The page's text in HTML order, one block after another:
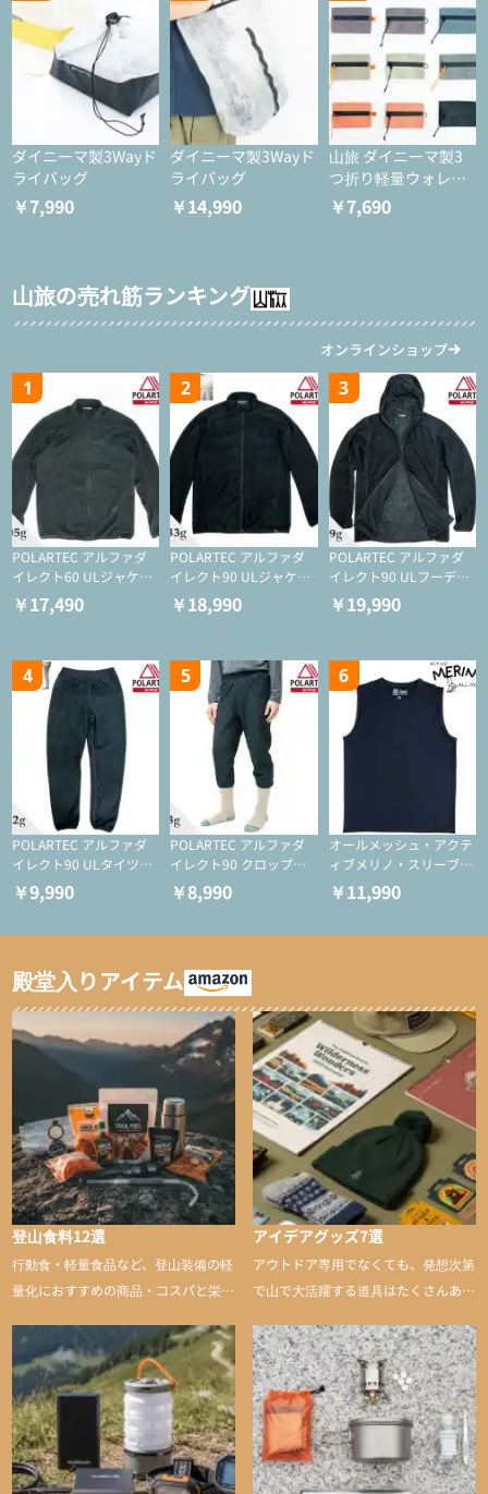
ダイニーマ製3Wayド
ライバッグ
￥7,990
ダイニーマ製3Wayド
ライバッグ
￥14,990
山旅 ダイニーマ製3
つ折り軽量ウォレッ
ト
￥7,690
山旅の売れ筋ランキング
オンラインショップ
1
POLARTEC アルファダ
イレクト60 ULジャケッ
ト（登山/ミドルレイヤ
ー/化繊ジャケット）
￥17,490
2
POLARTEC アルファダ
イレクト90 ULジャケッ
ト（アクティブインサレ
ーション/ミドルレイヤ
￥18,990
3
POLARTEC アルファダ
イレクト90 ULフーディ
（アクティブインサレー
ション/ミドルレイヤー/
￥19,990
4
POLARTEC アルファダ
イレクト90 ULタイツ
（アクティブインサレー
ション/テント泊用パジ
￥9,990
5
POLARTEC アルファダ
イレクト90 クロップド
ULタイツ（アクティブ
インサレーション/テン
￥8,990
6
オールメッシュ・アクテ
ィブメリノ・スリーブレ
ス
￥11,990
殿堂入りアイテム
登山食料12選
行動食・軽量食品など、登山装備の軽
量化におすすめの商品・コスパと栄養
アイデアグッズ7選
アウトドア専用でなくても、発想次第
で山で大活躍する道具はたくさんあり
山に持ち込むと快適性や安心感をグッ
と引き上げてくれる――そんな意外性
のあるアイテムを紹介